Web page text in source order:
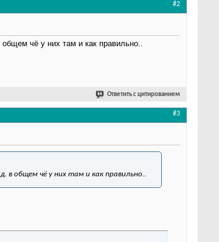
#2
чё у них там и как правильно..
Ответить с цитированием
#3
в общем чё у них там и как правильно..